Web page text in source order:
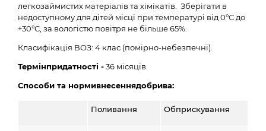
легкозаймистих матеріалів та хімікатів. Зберігати в
недоступному для дітей місці при температурі від 0°С до
+30°С, за вологістю повітря не більше 65%.
Класифікація ВОЗ: 4 клас (помірно-небезпечні).
Термінпридатності -36 місяців.
Способи та нормивнесеннядобрива:
Поливання Обприскування